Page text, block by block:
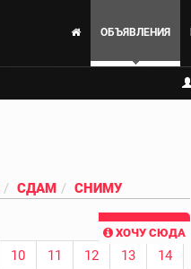
ОБЪЯВЛЕНИЯ
СДАМ СНИМУ
ХОЧУ СЮДА
10 11 12 13
14